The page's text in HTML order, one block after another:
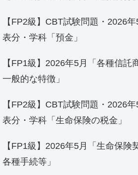
【FP2級】CBT試験問題・2026
表分・学科「預金」
【FP1級】2026年5月「各種信託
一般的な特徴」
【FP2級】CBT試験問題・2026
表分・学科「生命保険の税金」
【FP1級】2026年5月「生命保険
各種手続等」